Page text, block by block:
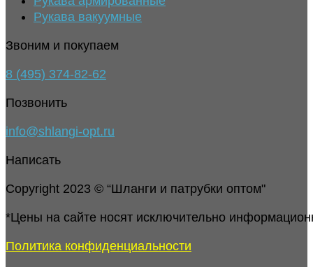
Рукава вакуумные
Звоним и покупаем
8 (495) 374-82-62
Позвонить
info@shlangi-opt.ru
Написать
Copyright 2023 © “Шланги и патрубки оптом"
*Цены на сайте носят исключительно
Политика конфиденциальности